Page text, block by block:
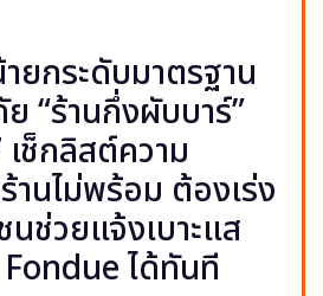
ยกระดับมาตรฐาน
“ร้านกึ่งผับบาร์”
ช็กลิสต์ความ
นไม่พร้อม ต้องเร่ง
นช่วยแจ้งเบาะแส
ได้ทันที